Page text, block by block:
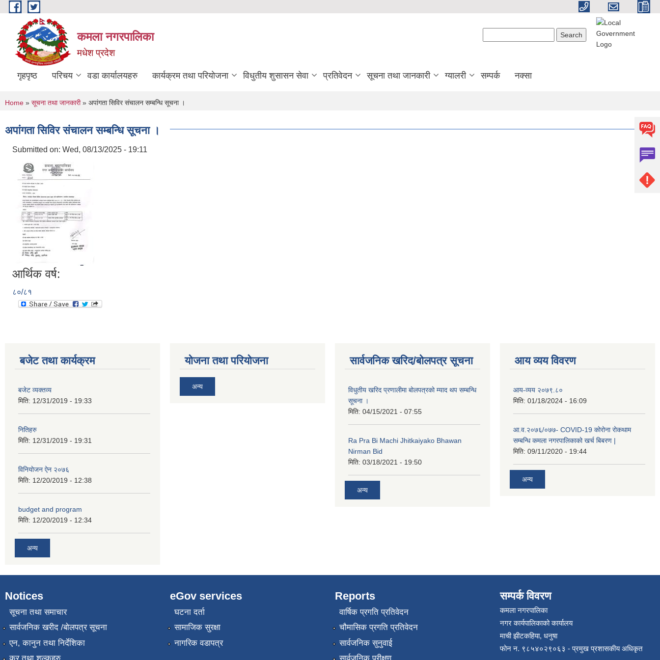
Skip to main content
कमला नगरपालिका
मधेश प्रदेश
गृहपृष्ठ परिचय वडा कार्यालयहरु कार्यक्रम तथा परियोजना विधुतीय शुसासन सेवा प्रतिवेदन सूचना तथा जानकारी ग्यालरी सम्पर्क नक्सा
You are here
Home » सूचना तथा जानकारी» अपांगता सिविर संचालन सम्बन्धि सूचना ।
अपांगता सिविर संचालन सम्बन्धि सूचना ।
Submitted on: Wed, 08/13/2025 - 19:11
आर्थिक वर्ष:
८०/८१
बजेट तथा कार्यक्रम
बजेट व्यक्तव्य
मिति: 12/31/2019 - 19:33
नितिहरु
मिति: 12/31/2019 - 19:31
विनियोजन ऐन २०७६
मिति: 12/20/2019 - 12:38
budget and program
मिति: 12/20/2019 - 12:34
अन्य
योजना तथा परियोजना
अन्य
सार्वजनिक खरिद/बोलपत्र सूचना
विधुतीय खरिद प्रणालीमा बोलपत्रको म्याद थप सम्बन्धि
सूचना ।
मिति: 04/15/2021 - 07:55
Ra Pra Bi Machi Jhitkaiyako Bhawan
Nirman Bid
मिति: 03/18/2021 - 19:50
अन्य
आय व्यय विवरण
आय-व्यय २०७९.८०
मिति: 01/18/2024 - 16:09
आ.व.२०७६/०७७- COVID-19 कोरोना रोकथाम
सम्बन्धि कमला नगरपालिकाको खर्च बिबरण |
मिति: 09/11/2020 - 19:44
अन्य
Notices
सूचना तथा समाचार
सार्वजनिक खरीद /बोलपत्र सूचना
एन, कानुन तथा निर्देशिका
eGov services
घटना दर्ता
सामाजिक सुरक्षा
नागरिक वडापत्र
Reports
वार्षिक प्रगति प्रतिवेदन
चौमासिक प्रगति प्रतिवेदन
सार्वजनिक सुनुवाई
सम्पर्क विवरण
कमला नगरपालिका
नगर कार्यपालिकाको कार्यालय
माची झीटकहिया, धनुषा
फोन न‌. ९८५४०२९०६३ - प्रमुख प्रशासकीय अधिकृत